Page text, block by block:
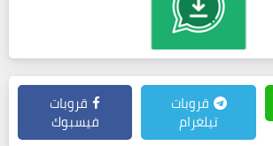
قروبات
تيلغرام
قروبات
فيسبوك